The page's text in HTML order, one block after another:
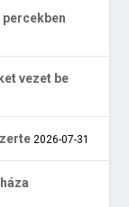
vezet be
2026-07-31